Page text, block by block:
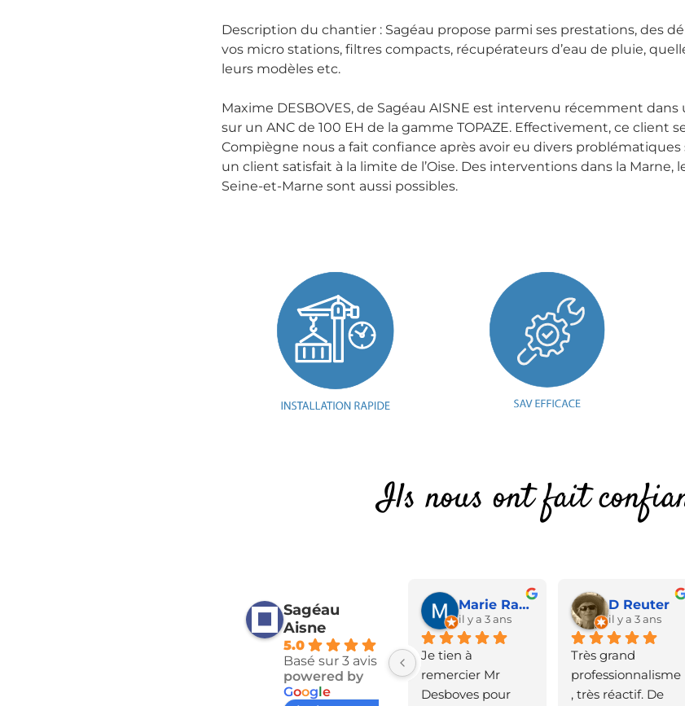
Description du chantier : Sagéau propose parmi ses prestations, des
vos micro stations, filtres compacts, récupérateurs d’eau de pluie,
leurs modèles etc.
Maxime DESBOVES, de Sagéau AISNE est intervenu récemment dans
sur un ANC de 100 EH de la gamme TOPAZE. Effectivement, ce client
Compiègne nous a fait confiance après avoir eu divers
un client satisfait à la limite de l’Oise. Des interventions dans la Marne,
Seine-et-Marne sont aussi possibles.
Ils nous ont fait
Sagéau
Aisne
5.0
Basé sur 3 avis
powered by
Google
Marie Raut
il y a 3 ans
Je tien à
remercier Mr
Desboves pour
D Reuter
il y a 3 ans
Très grand
professionnalisme
, très réactif. De